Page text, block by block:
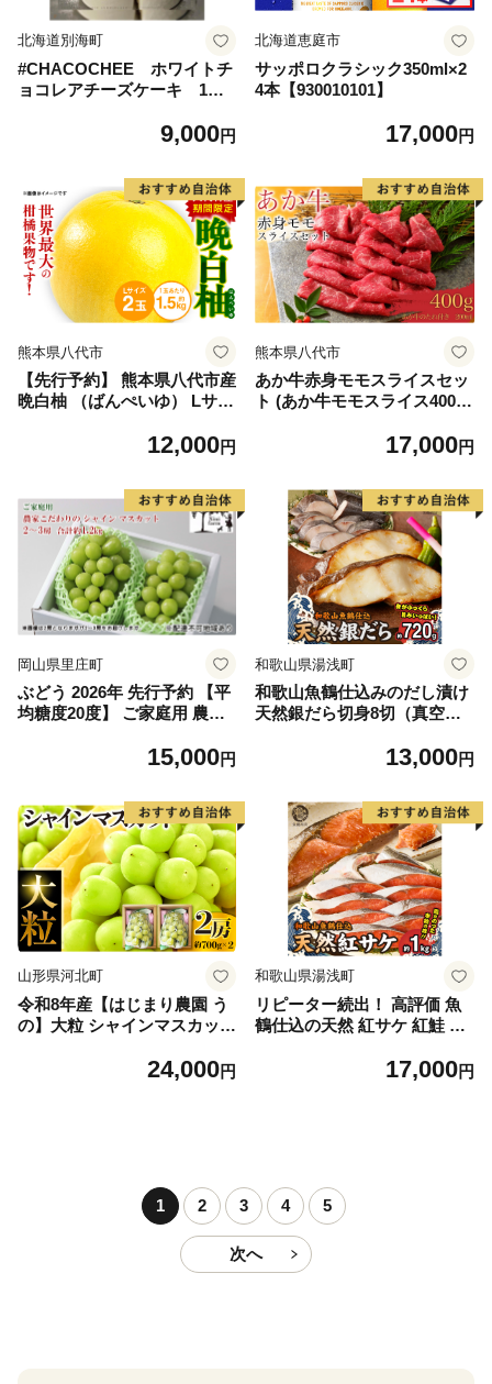
北海道別海町
#CHACOCHEE ホワイトチ
ョコレアチーズケーキ 1ホ
海町,チーズ,ちーず,チーズケ
9,000円
北海道恵庭市
サッポロクラシック350ml×2
4本【930010101】
17,000円
熊本県八代市
【先行予約】 熊本県八代市産
晩白柚 （ばんぺいゆ） Lサイ
もの フルーツ おやつ 特産 熊
12,000円
熊本県八代市
あか牛赤身モモスライスセッ
ト (あか牛モモスライス400
17,000円
岡山県里庄町
ぶどう 2026年 先行予約 【平
均糖度20度】 ご家庭用 農家
ット 2～3房 合計約1.2kg ブ
直送 】
15,000円
和歌山県湯浅町
和歌山魚鶴仕込みのだし漬け
天然銀だら切身8切（真空パ
製法 良質な脂 ふっくら 柔ら
ぶ だし漬け 煮付け ムニエル
味噌漬け 鍋物 冷凍 湯浅町 送
料無料_G7334
13,000円
山形県河北町
令和8年産【はじまり農園 う
の】大粒 シャインマスカット
河北町産 【河北町観光物産協
24,000円
和歌山県湯浅町
リピーター続出！ 高評価 魚
鶴仕込の天然 紅サケ 紅鮭 鮭
レビュー高評価 小分け 真空
町 送料無料_G7317
17,000円
1 2 3 4 5
次へ